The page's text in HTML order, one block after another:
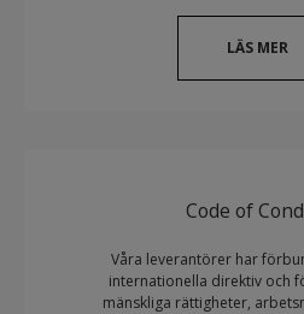
LÄS MER
Code of
Våra leverantörer har
internationella direktiv och
mänskliga rättigheter,